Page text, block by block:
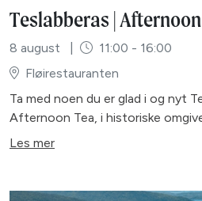
Teslabberas |
8 august
11:00 - 16:00
Fløirestauranten
Ta med noen du er glad i og nyt
Afternoon Tea, i historiske
Les mer